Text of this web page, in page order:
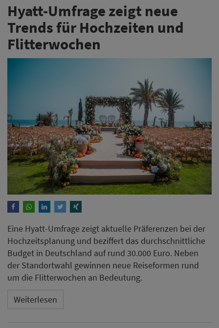
Hyatt-Umfrage zeigt neue
Trends für Hochzeiten und
Flitterwochen
Eine Hyatt-Umfrage zeigt aktuelle Präferenzen bei der
Hochzeitsplanung und beziffert das durchschnittliche
Budget in Deutschland auf rund 30.000 Euro. Neben
der Standortwahl gewinnen neue Reiseformen rund
um die Flitterwochen an Bedeutung.
Weiterlesen